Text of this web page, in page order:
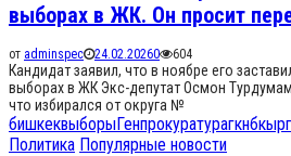
выборах в ЖК. Он просит
от adminspec 24.02.20260 604
Кандидат заявил, что в ноябре его
выборах в ЖК Экс-депутат Осмон
что избирался от округа №
бишкеквыборыГенпрокуратурагкнб
Политика Популярные новости